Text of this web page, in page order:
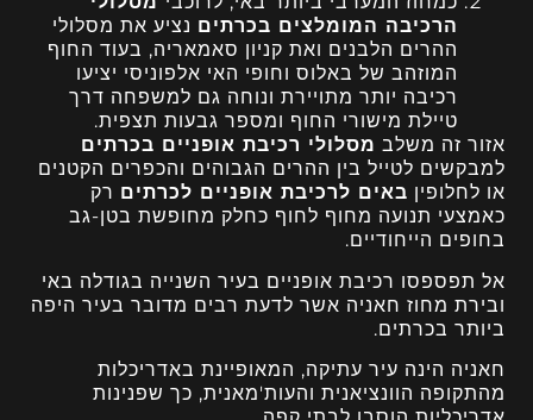
הרכיבה המומלצים בכרתים נציע את מסלולי
ההרים הלבנים ואת קניון סאמאריה, בעוד החוף
המוזהב של באלוס וחופי האי אלפוניסי יציעו
רכיבה יותר מתויירת ונוחה גם למשפחה דרך
טיילת מישורי החוף ומספר גבעות תצפית.
‏אזור זה משלב מסלולי רכיבת אופניים בכרתים
למבקשים לטייל בין ההרים הגבוהים והכפרים הקטנים
או לחלופין באים לרכיבת אופניים לכרתים רק
כאמצעי תנועה מחוף לחוף כחלק מחופשת בטן-גב
בחופים הייחודיים.
אל תפספסו רכיבת אופניים בעיר השנייה בגודלה באי
ובירת מחוז חאניה אשר לדעת רבים מדובר בעיר היפה
ביותר בכרתים.
חאניה הינה עיר עתיקה, המאופיינת באדריכלות
מהתקופה הוונציאנית והעות'מאנית, כך שפנינות